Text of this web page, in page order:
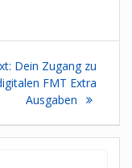
Next
post:
Dein Zugang zu
FMT Extra
Ausgaben